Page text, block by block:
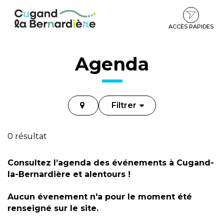
contenu
pied
ACCÈS RAPIDES
Agenda
Filtrer
0 résultat
Consultez l’agenda des événements à Cugand-
la-Bernardière et alentours !
Aucun évenement n'a pour le moment été
renseigné sur le site.